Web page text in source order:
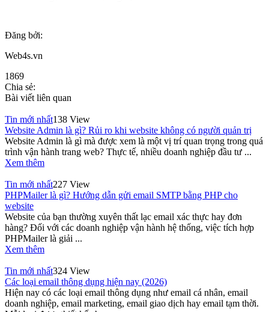
Đăng bởi:
Web4s.vn
1869
Chia sẻ:
Bài viết liên quan
Tin mới nhất138 View
Website Admin là gì? Rủi ro khi website không có người quản trị
Website Admin là gì mà được xem là một vị trí quan trọng trong quá
trình vận hành trang web? Thực tế, nhiều doanh nghiệp đầu tư ...
Xem thêm
Tin mới nhất227 View
PHPMailer là gì? Hướng dẫn gửi email SMTP bằng PHP cho
website
Website của bạn thường xuyên thất lạc email xác thực hay đơn
hàng? Đối với các doanh nghiệp vận hành hệ thống, việc tích hợp
PHPMailer là giải ...
Xem thêm
Tin mới nhất324 View
Các loại email thông dụng hiện nay (2026)
Hiện nay có các loại email thông dụng như email cá nhân, email
doanh nghiệp, email marketing, email giao dịch hay email tạm thời.